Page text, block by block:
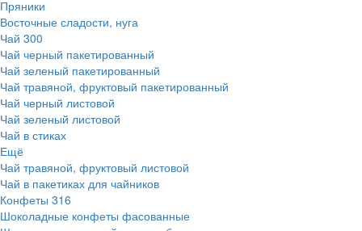
Пряники
Восточные сладости, нуга
Чай 300
Чай черный пакетированный
Чай зеленый пакетированный
Чай травяной, фруктовый пакетированный
Чай черный листовой
Чай зеленый листовой
Чай в стиках
Ещё
Чай травяной, фруктовый листовой
Чай в пакетиках для чайников
Конфеты 316
Шоколадные конфеты фасованные